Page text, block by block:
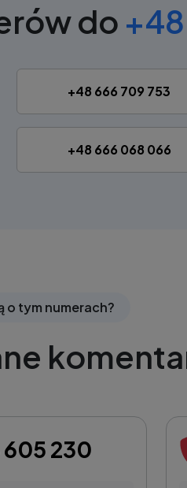
do +48
+48 666 709 753
+48 666 068 066
o tym numerach?
605 230